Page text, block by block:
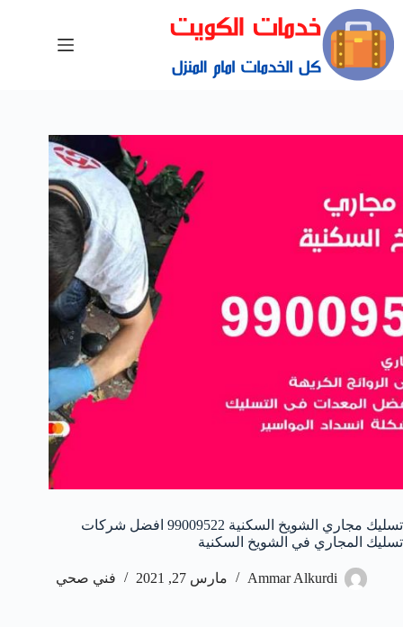
تسليك مجاري الشويخ السكنية 99009522 افضل شركات
تسليك المجاري في الشويخ السكنية
Ammar Alkurdi مارس 27, 2021 فني صحي